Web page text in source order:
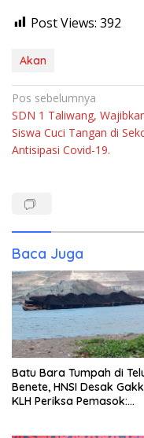
Post Views: 392
Akan
Navigasi
pos
Pos sebelumnya
SDN 1 Taliwang,
Siswa Cuci Tangan di
Antisipasi Covid-19.
Baca Juga
Batu Bara Tumpah di
Benete, HNSI Desak
KLH Periksa Pemasok: